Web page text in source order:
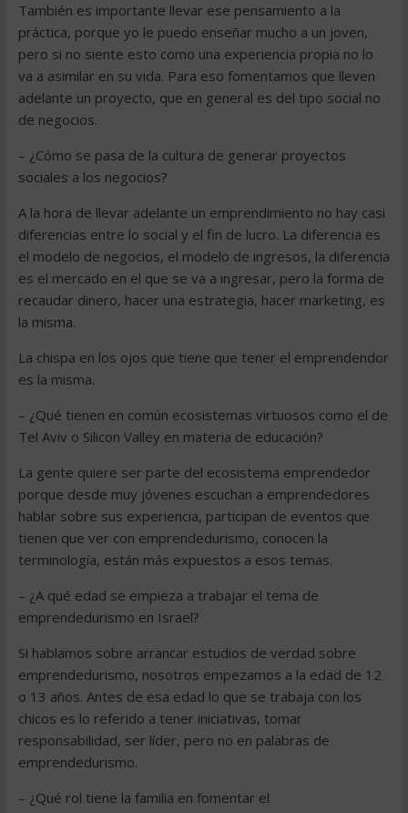
También es importante llevar ese pensamiento a la
práctica, porque yo le puedo enseñar mucho a un joven,
pero si no siente esto como una experiencia propia no lo
va a asimilar en su vida. Para eso fomentamos que lleven
adelante un proyecto, que en general es del tipo social no
de negocios.
– ¿Cómo se pasa de la cultura de generar proyectos
sociales a los negocios?
A la hora de llevar adelante un emprendimiento no hay casi
diferencias entre lo social y el fin de lucro. La diferencia es
el modelo de negocios, el modelo de ingresos, la diferencia
es el mercado en el que se va a ingresar, pero la forma de
recaudar dinero, hacer una estrategia, hacer marketing, es
la misma.
La chispa en los ojos que tiene que tener el emprendendor
es la misma.
– ¿Qué tienen en común ecosistemas virtuosos como el de
Tel Aviv o Silicon Valley en materia de educación?
La gente quiere ser parte del ecosistema emprendedor
porque desde muy jóvenes escuchan a emprendedores
hablar sobre sus experiencia, participan de eventos que
tienen que ver con emprendedurismo, conocen la
terminología, están más expuestos a esos temas.
– ¿A qué edad se empieza a trabajar el tema de
emprendedurismo en Israel?
Si hablamos sobre arrancar estudios de verdad sobre
emprendedurismo, nosotros empezamos a la edad de 12
o 13 años. Antes de esa edad lo que se trabaja con los
chicos es lo referido a tener iniciativas, tomar
responsabilidad, ser líder, pero no en palabras de
emprendedurismo.
– ¿Qué rol tiene la familia en fomentar el